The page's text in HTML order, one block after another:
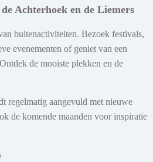
Achterhoek en de Liemers
buitenactiviteiten. Bezoek festivals,
evenementen of geniet van een
de mooiste plekken en de
regelmatig aangevuld met nieuwe
de komende maanden voor inspiratie